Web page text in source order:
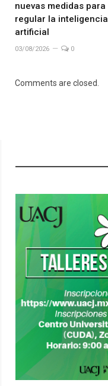
nuevas medidas para
regular la inteligencia
artificial
03/08/2026 0
Comments are closed.